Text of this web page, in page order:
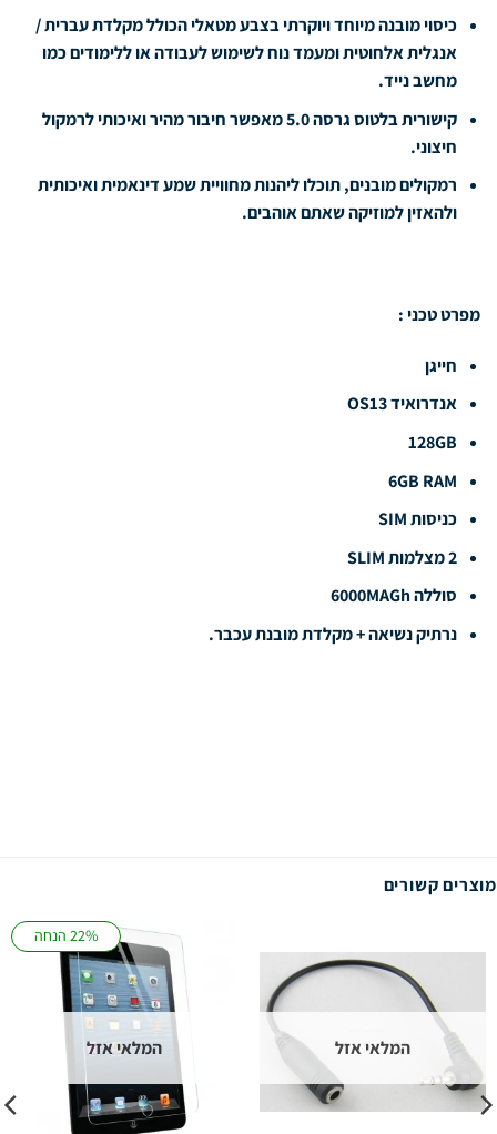
כיסוי מובנה מיוחד ויוקרתי בצבע מטאלי הכולל מקלדת עברית /
אנגלית אלחוטית ומעמד נוח לשימוש לעבודה או ללימודים כמו
מחשב נייד.
קישורית בלטוס גרסה 5.0 מאפשר חיבור מהיר ואיכותי לרמקול
חיצוני.
רמקולים מובנים, תוכלו ליהנות מחוויית שמע דינאמית ואיכותית
ולהאזין למוזיקה שאתם אוהבים.
מפרט טכני :
חייגן
אנדרואיד OS13
128GB
6GB RAM
כניסות SIM
2 מצלמות SLIM
סוללה 6000MAGh
נרתיק נשיאה + מקלדת מובנת עכבר.
מוצרים קשורים
המלאי אזל
22% הנחה
המלאי אזל